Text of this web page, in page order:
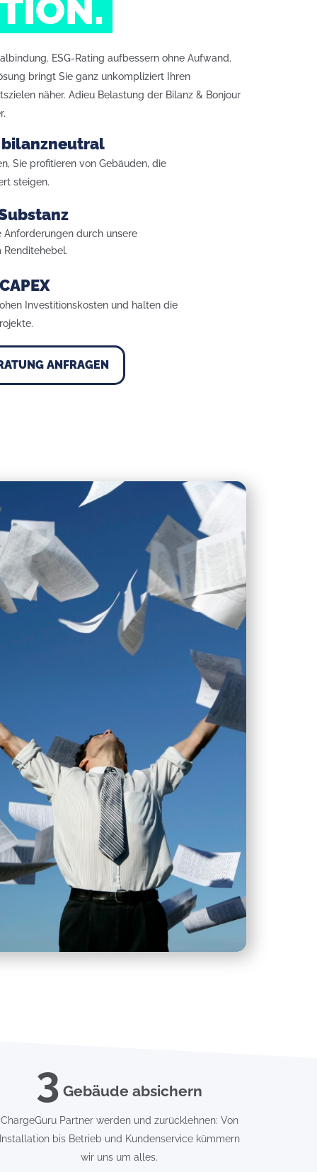
Sie profitieren von Gebäuden, die
steigen.
durch unsere
Renditehebel.
Investitionskosten und halten die
ANFRAGEN
ESG-Rating aufbessern ohne Aufwand.
bringt Sie ganz unkompliziert Ihren
näher. Adieu Belastung der Bilanz & Bonjour
3 Gebäude absichern
ChargeGuru Partner werden und zurücklehnen: Von
bis Betrieb und Kundenservice kümmern
wir uns um alles.